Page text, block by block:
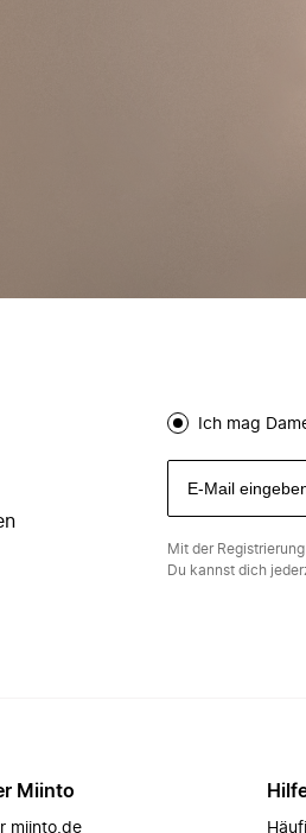
Ich mag
Mit der
Du kannst dich
Miinto
miinto.de